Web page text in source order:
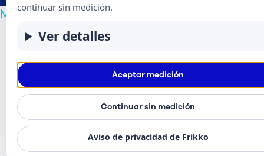
Mapa del sitio
continuar sin medición.
Ver detalles
Aceptar medición
Continuar sin medición
Aviso de privacidad de Frikko